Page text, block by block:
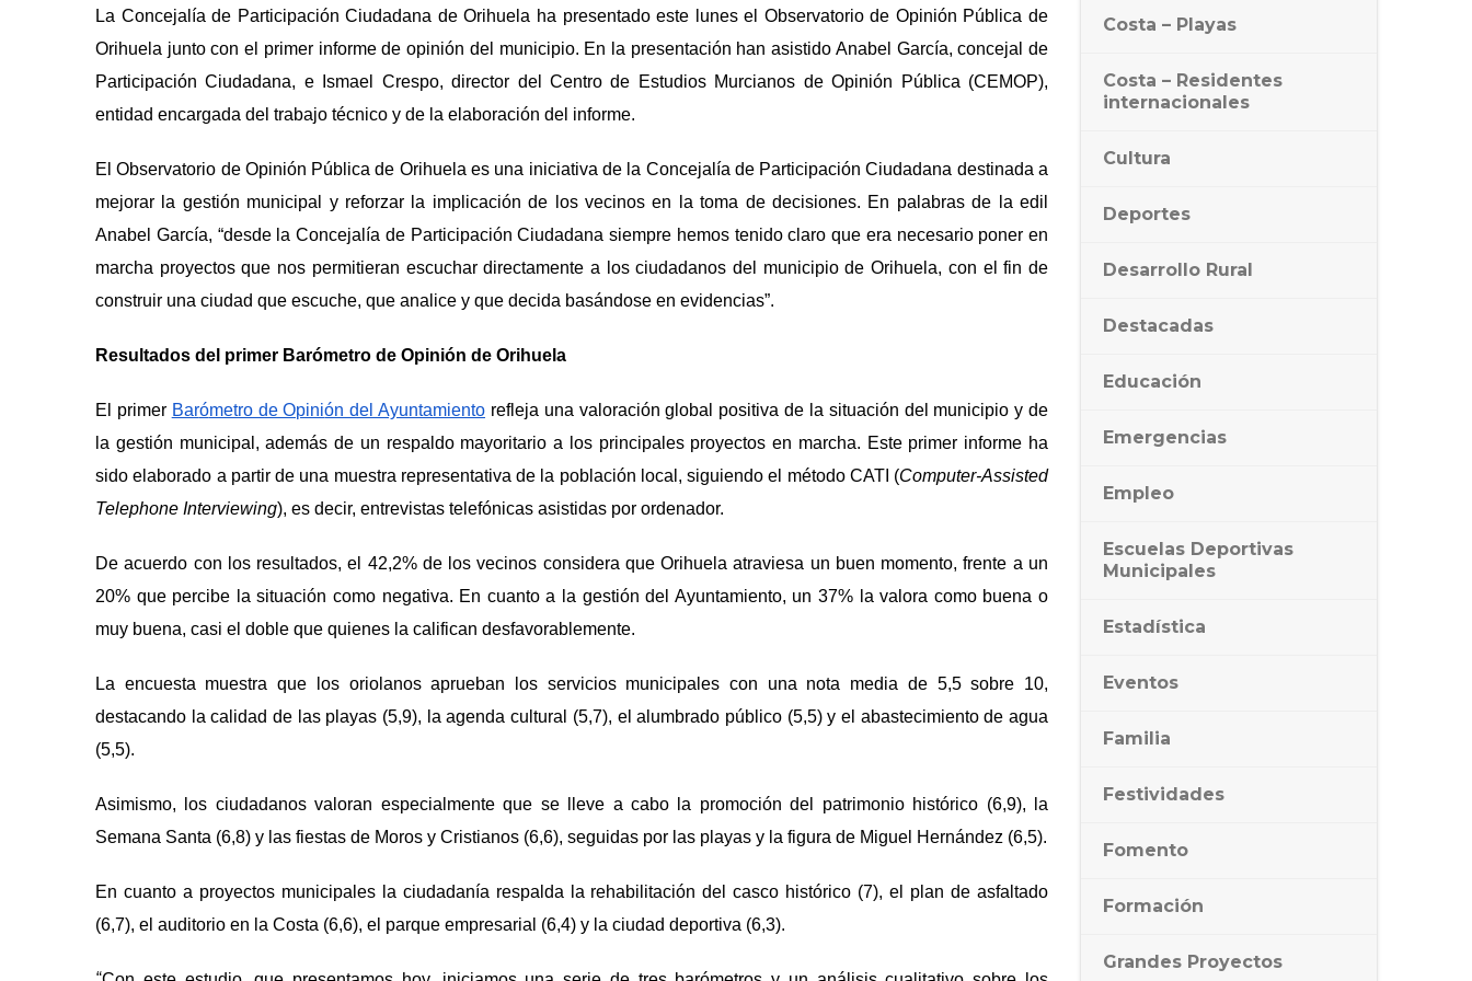
La Concejal ía de Participación Ciudadana de Orihuela ha presentado este lunes el Observatorio de Opinión Pública de
Orihuela junto con el primer informe de opinión del municipio. En la presentación han asistido Anabel García, concejal de
Participación Ciudadana, e Ismael Crespo, director del Centro de Estudios Murcianos de Opinión Pública (CEMOP),
entidad encargada del trabajo técnico y de la elaboración del informe.
El Observatorio de Opinión Pública de Orihuela es una iniciativa de la Concejal ía de Participación Ciudadana destinada a
mejorar la gestión municipal y reforzar la implicación de los vecinos en la toma de decisiones. En palabras de la edil
Anabel García, “desde la Concejal ía de Participación Ciudadana siempre hemos tenido claro que era necesario poner en
marcha proyectos que nos permitieran escuchar directamente a los ciudadanos del municipio de Orihuela, con el fin de
construir una ciudad que escuche, que analice y que decida basándose en evidencias”.
Resultados del primer Barómetro de Opinión de Orihuela
El primer Barómetro de Opinión del Ayuntamiento refleja una valoración global positiva de la situación del municipio y de
la gestión municipal, además de un respaldo mayoritario a los principales proyectos en marcha. Este primer informe ha
sido elaborado a partir de una muestra representativa de la población local, siguiendo el método CATI (Computer-Assisted
Telephone Interviewing), es decir, entrevistas telefónicas asistidas por ordenador.
De acuerdo con los resultados, el 42,2% de los vecinos considera que Orihuela atraviesa un buen momento, frente a un
20% que percibe la situación como negativa. En cuanto a la gestión del Ayuntamiento, un 37% la valora como buena o
muy buena, casi el doble que quienes la califican desfavorablemente.
La encuesta muestra que los oriolanos aprueban los servicios municipales con una nota media de 5,5 sobre 10,
destacando la calidad de las playas (5,9), la agenda cultural (5,7), el alumbrado público (5,5) y el abastecimiento de agua
(5,5).
Asimismo, los ciudadanos valoran especialmente que se lleve a cabo la promoción del patrimonio histórico (6,9), la
Semana Santa (6,8) y las fiestas de Moros y Cristianos (6,6), seguidas por las playas y la figura de Miguel Hernández (6,5).
En cuanto a proyectos municipales la ciudadanía respalda la rehabilitación del casco histórico (7), el plan de asfaltado
(6,7), el auditorio en la Costa (6,6), el parque empresarial (6,4) y la ciudad deportiva (6,3).
Costa – Playas
Costa – Residentes
internacionales
Cultura
Deportes
Desarrollo Rural
Destacadas
Educación
Emergencias
Empleo
Escuelas Deportivas
Municipales
Estadística
Eventos
Familia
Festividades
Fomento
Formación
Grandes Proyectos